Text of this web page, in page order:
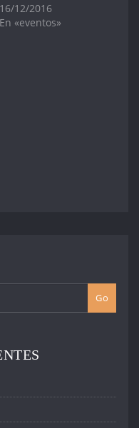
16/12/2016
En «eventos»
Go